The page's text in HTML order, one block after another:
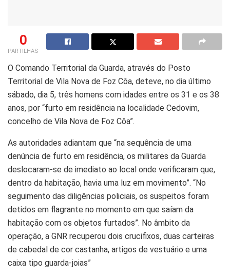
0
PARTILHAS
O Comando Territorial da Guarda, através do Posto
Territorial de Vila Nova de Foz Côa, deteve, no dia último
sábado, dia 5, três homens com idades entre os 31 e os 38
anos, por “furto em residência na localidade Cedovim,
concelho de Vila Nova de Foz Côa”.
As autoridades adiantam que “na sequência de uma
denúncia de furto em residência, os militares da Guarda
deslocaram-se de imediato ao local onde verificaram que,
dentro da habitação, havia uma luz em movimento”. “No
seguimento das diligências policiais, os suspeitos foram
detidos em flagrante no momento em que saíam da
habitação com os objetos furtados”. No âmbito da
operação, a GNR recuperou dois crucifixos, duas carteiras
de cabedal de cor castanha, artigos de vestuário e uma
caixa tipo guarda-joias”